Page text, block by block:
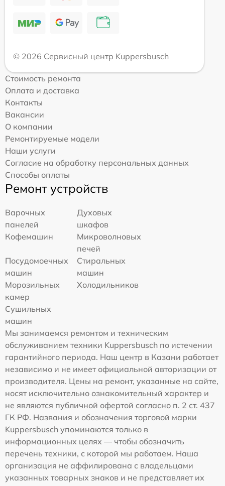
© 2026 Сервисный центр Kuppersbusch
Стоимость ремонта
Оплата и доставка
Контакты
Вакансии
О компании
Ремонтируемые модели
Наши услуги
Согласие на обработку персональных данных
Способы оплаты
Ремонт устройств
Варочных
панелей
Духовых
шкафов
Кофемашин
Микроволновых
печей
Посудомоечных
машин
Стиральных
машин
Морозильных
камер
Холодильников
Сушильных
машин
Мы занимаемся ремонтом и техническим
обслуживанием техники Kuppersbusch по истечении
гарантийного периода. Наш центр в Казани работает
независимо и не имеет официальной авторизации от
производителя. Цены на ремонт, указанные на сайте,
носят исключительно ознакомительный характер и
не являются публичной офертой согласно п. 2 ст. 437
ГК РФ. Названия и обозначения торговой марки
Kuppersbusch упоминаются только в
информационных целях — чтобы обозначить
перечень техники, с которой мы работаем. Наша
организация не аффилирована с владельцами
указанных товарных знаков и не представляет их